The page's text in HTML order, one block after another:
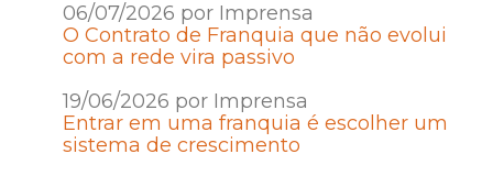
06/07/2026 por Imprensa
O Contrato de Franquia que não evolui
com a rede vira passivo
19/06/2026 por Imprensa
Entrar em uma franquia é escolher um
sistema de crescimento